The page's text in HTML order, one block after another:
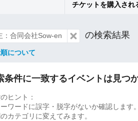
チケットを購入され
：合同会社Sow-en の検索結果
について
条件に一致するイベントは見つ
ヒント：
ーワードに誤字・脱字がないか確認します。
のカテゴリに変えてみます。